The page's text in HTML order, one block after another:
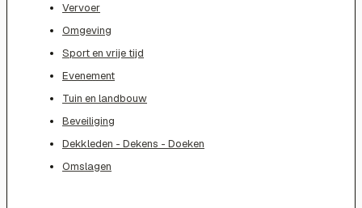
Vervoer
Omgeving
Sport en vrije tijd
Evenement
Tuin en landbouw
Beveiliging
Dekkleden - Dekens - Doeken
Omslagen